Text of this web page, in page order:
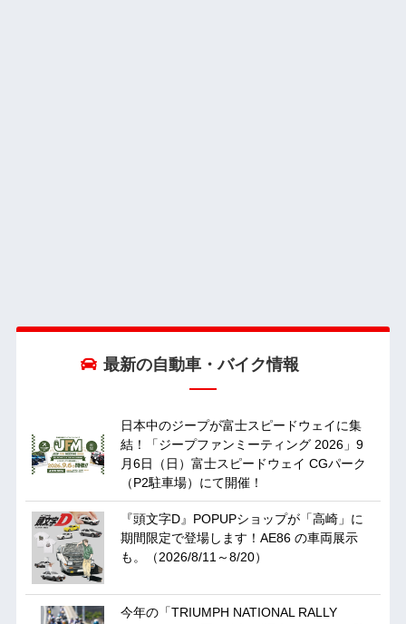
最新の自動車・バイク情報
日本中のジープが富士スピードウェイに集
結！「ジープファンミーティング 2026」9
月6日（日）富士スピードウェイ CGパーク
（P2駐車場）にて開催！
『頭文字D』POPUPショップが「高崎」に
期間限定で登場します！AE86 の車両展示
も。（2026/8/11～8/20）
今年の「TRIUMPH NATIONAL RALLY